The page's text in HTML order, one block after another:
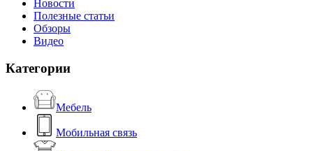
Новости
Полезные статьи
Обзоры
Видео
Категории
Мебель
Мобильная связь